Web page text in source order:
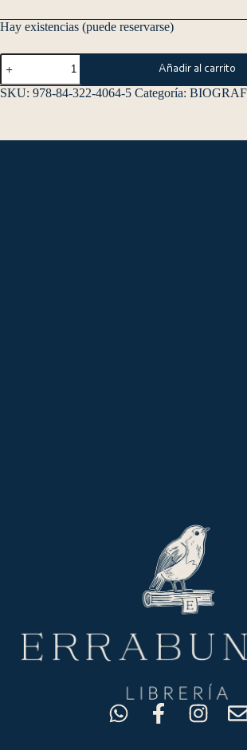
Hay existencias (puede reservarse)
Añadir al carrito
SKU: 978-84-322-4064-5 Categoría: